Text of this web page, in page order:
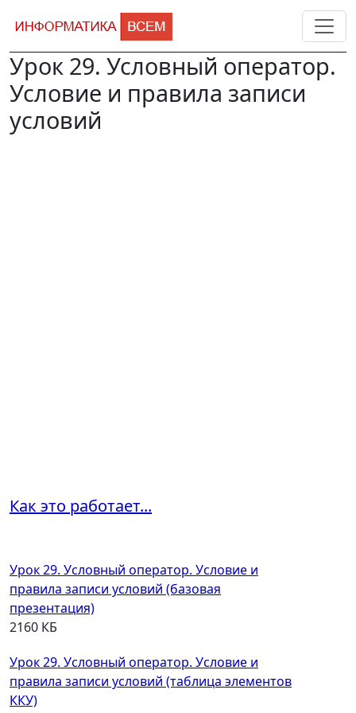
Урок 29. Условный оператор.
Условие и правила записи
условий
Как это работает...
Урок 29. Условный оператор. Условие и
правила записи условий (базовая
презентация)
2160 КБ
Урок 29. Условный оператор. Условие и
правила записи условий (таблица элементов
ККУ)